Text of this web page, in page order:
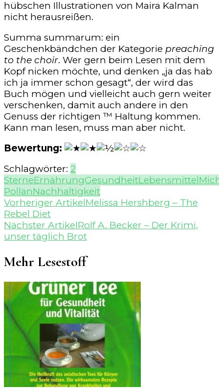
hübschen Illustrationen von Maira Kalman
nicht herausreißen.
Summa summarum: ein
Geschenkbändchen der Kategorie preaching
to the choir. Wer gern beim Lesen mit dem
Kopf nicken möchte, und denken „ja das hab
ich ja immer schon gesagt“, der wird das
Buch mögen und vielleicht auch gern weiter
verschenken, damit auch andere in den
Genuss der richtigen ™ Haltung kommen.
Kann man lesen, muss man aber nicht.
Bewertung:
Schlagwörter: 2
SterneErnährungGesundheitLebensmittel
PollanNachhaltigkeit
Beitragsnavigation
Vorheriger ArtikelMelissa Hershberg – The
Rebel Diet
Nächster ArtikelRolf A. Becker – Der Krimi,
unser täglich Brot
Mehr Lesestoff